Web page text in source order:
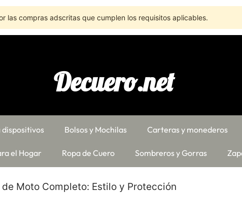
las compras adscritas que cumplen los requisitos aplicables.
Decuero.net
Bolsos y Mochilas Carteras y monederos
el Hogar Ropa de Cuero Sombreros y Gorras
de Moto Completo: Estilo y Protección